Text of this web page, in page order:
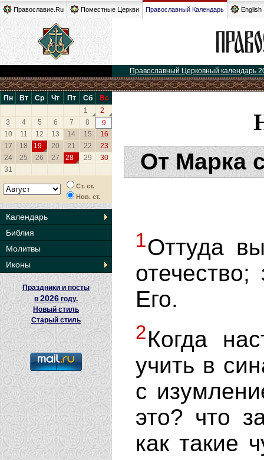
Православие.Ru Поместные Церкви Православный Календарь English
Православный Церковный календарь
Пн Вт Ср Чт Пт Сб
Вс
1
2
3
4 5 6 7 8
9
10
11 12 13 14 15
16
17
18 19 20 21 22
23
24
25 26 27 28 29
30
31
Ст. ст.
Нов. ст.
Календарь
Библия
Молитвы
Иконы
Праздники и посты
в2026 году.
Новый стиль
Старый стиль
От Марка
1Оттуда
Его.
2Когда
учить в
с
это? что
как такие